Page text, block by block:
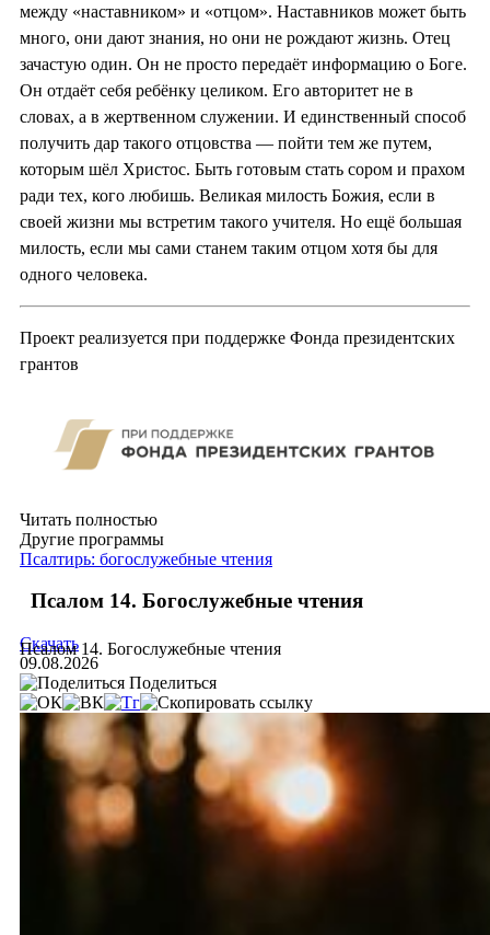
между «наставником» и «отцом». Наставников может быть
много, они дают знания, но они не рождают жизнь. Отец
зачастую один. Он не просто передаёт информацию о Боге.
Он отдаёт себя ребёнку целиком. Его авторитет не в
словах, а в жертвенном служении. И единственный способ
получить дар такого отцовства — пойти тем же путем,
которым шёл Христос. Быть готовым стать сором и прахом
ради тех, кого любишь. Великая милость Божия, если в
своей жизни мы встретим такого учителя. Но ещё большая
милость, если мы сами станем таким отцом хотя бы для
одного человека.
Проект реализуется при поддержке Фонда президентских
грантов
Читать полностью
Другие программы
Псалтирь: богослужебные чтения
Псалом 14. Богослужебные чтения
Псалом 14. Богослужебные чтения
Скачать
09.08.2026
Поделиться